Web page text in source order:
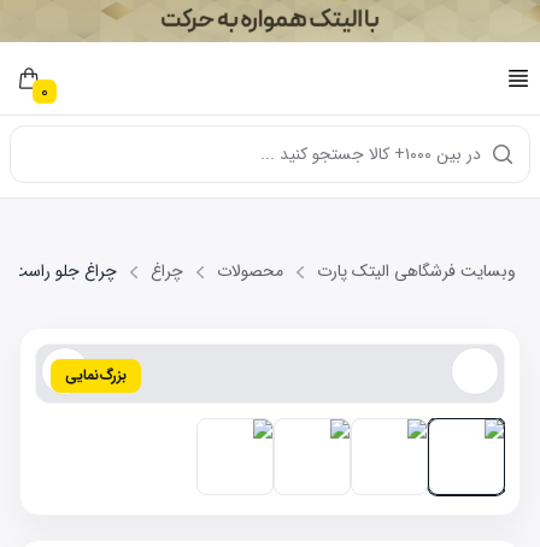
0
در بین ۱۰۰۰+ کالا جستجو کنید ...
وبسایت فرشگاهی الیتک پارت محصولات چراغ چراغ جلو راست MVM 110-4C
بزرگ‌نمایی